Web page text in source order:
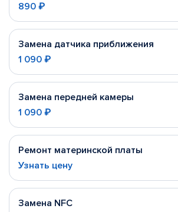
890 ₽
Замена датчика приближения
1 090 ₽
Замена передней камеры
1 090 ₽
Ремонт материнской платы
Узнать цену
Замена NFC